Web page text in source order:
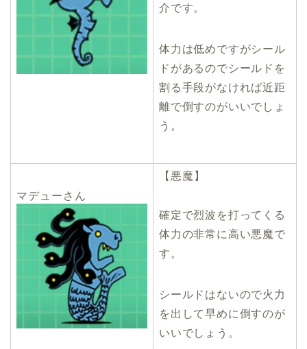
介です。
体力は低めですがシール
ドがあるのでシールドを
割る手段がなければ近距
離で倒すのがいいでしょ
う。
マデューさん
【悪魔】
確定で烈波を打ってくる
体力の非常に高い悪魔で
す。
シールドはないので火力
を出して早めに倒すのが
いいでしょう。